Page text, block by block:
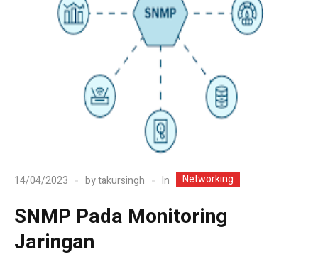
14/04/2023 bytakursingh In Networking
SNMP Pada Monitoring
Jaringan